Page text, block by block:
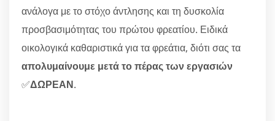
ανάλογα με το στόχο άντλησης και τη δυσκολία
προσβασιμότητας του πρώτου φρεατίου. Ειδικά
οικολογικά καθαριστικά για τα φρεάτια, διότι σας τα
απολυμαίνουμε μετά το πέρας των εργασιών
✅ΔΩΡΕΑΝ.